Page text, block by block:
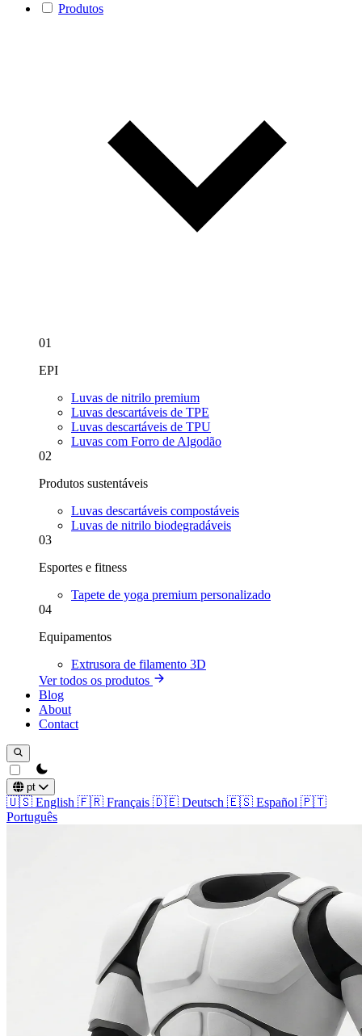
Produtos
01
EPI
Luvas de nitrilo premium
Luvas descartáveis de TPE
Luvas descartáveis de TPU
Luvas com Forro de Algodão
02
Produtos sustentáveis
Luvas descartáveis compostáveis
Luvas de nitrilo biodegradáveis
03
Esportes e fitness
Tapete de yoga premium personalizado
04
Equipamentos
Extrusora de filamento 3D
Ver todos os produtos
Blog
About
Contact
theme switcher
pt
🇺🇸 English 🇫🇷 Français 🇩🇪 Deutsch 🇪🇸 Español 🇵🇹
Português